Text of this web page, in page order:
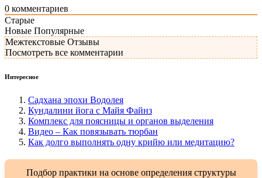
0 комментариев
Старые
Новые Популярные
Межтекстовые Отзывы
Посмотреть все комментарии
Интересное
Садхана эпохи Водолея
Кундалини йога с Майя Файнз
Комплекс для поясницы и органов выделения
Видео – Как повязывать тюрбан
Как долго выполнять одну крийю или медитацию?
Подбор практики на основе определения структуры